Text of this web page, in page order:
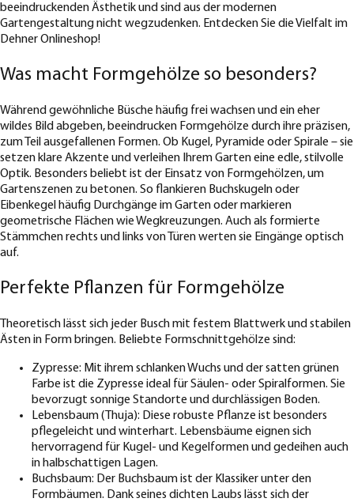
beeindruckenden Ästhetik und sind aus der modernen
Gartengestaltung nicht wegzudenken. Entdecken Sie die Vielfalt im
Dehner Onlineshop!
Was macht Formgehölze so besonders?
Während gewöhnliche Büsche häufig frei wachsen und ein eher
wildes Bild abgeben, beeindrucken Formgehölze durch ihre präzisen,
zum Teil ausgefallenen Formen. Ob Kugel, Pyramide oder Spirale – sie
setzen klare Akzente und verleihen Ihrem Garten eine edle, stilvolle
Optik. Besonders beliebt ist der Einsatz von Formgehölzen, um
Gartenszenen zu betonen. So flankieren Buchskugeln oder
Eibenkegel häufig Durchgänge im Garten oder markieren
geometrische Flächen wie Wegkreuzungen. Auch als formierte
Stämmchen rechts und links von Türen werten sie Eingänge optisch
auf.
Perfekte Pflanzen für Formgehölze
Theoretisch lässt sich jeder Busch mit festem Blattwerk und stabilen
Ästen in Form bringen. Beliebte Formschnittgehölze sind:
Zypresse: Mit ihrem schlanken Wuchs und der satten grünen
Farbe ist die Zypresse ideal für Säulen- oder Spiralformen. Sie
bevorzugt sonnige Standorte und durchlässigen Boden.
Lebensbaum (Thuja): Diese robuste Pflanze ist besonders
pflegeleicht und winterhart. Lebensbäume eignen sich
hervorragend für Kugel- und Kegelformen und gedeihen auch
in halbschattigen Lagen.
Buchsbaum: Der Buchsbaum ist der Klassiker unter den
Formbäumen. Dank seines dichten Laubs lässt sich der